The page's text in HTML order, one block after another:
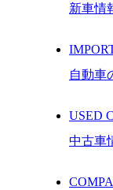
新車情
自動車
USED
中古車